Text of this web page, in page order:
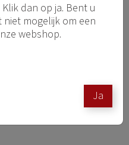
dan op ja. Bent u
niet mogelijk om een
webshop.
Ja